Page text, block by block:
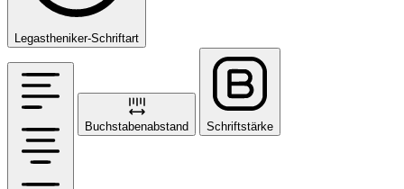
Legastheniker-Schriftart
Buchstabenabstand Schriftstärke